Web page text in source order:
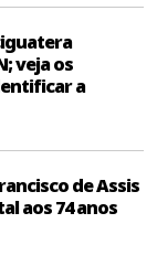
veja os
a
de Assis
aos 74 anos